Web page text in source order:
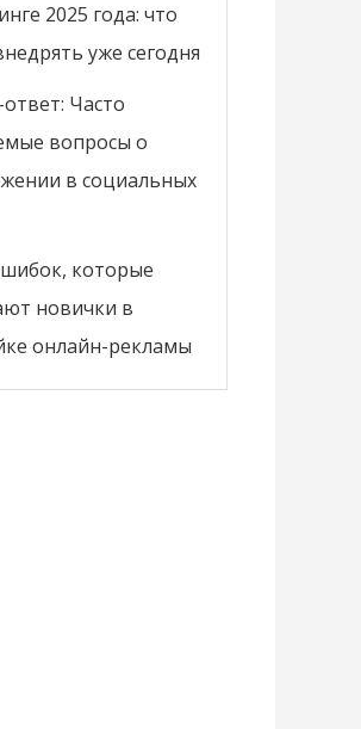
2025 года: что
уже сегодня
Часто
вопросы о
в социальных
которые
новички в
онлайн-рекламы